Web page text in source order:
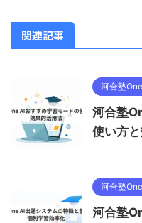
関連記事
河合塾One
河合塾
使い方
河合塾One
河合塾